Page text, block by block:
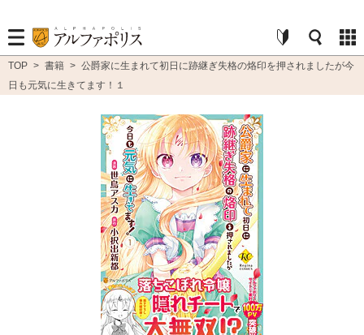
TOP > 書籍 > 公爵家に生まれて初日に跡継ぎ失格の烙印を押されましたが今
日も元気に生きてます！１